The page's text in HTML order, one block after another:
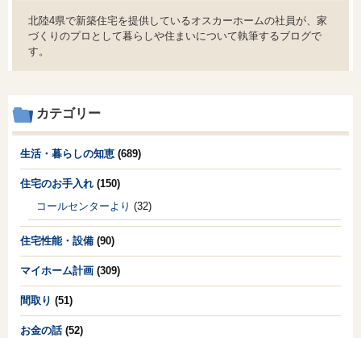
北陸4県で新築住宅を提供しているオスカーホームの社員が、家
づくりのプロとして暮らしや住まいについて執筆するブログで
す。
カテゴリー
生活・暮らしの知恵 (689)
住宅のお手入れ (150)
コールセンターより (32)
住宅性能・設備 (90)
マイホーム計画 (309)
間取り (51)
お金の話(52)